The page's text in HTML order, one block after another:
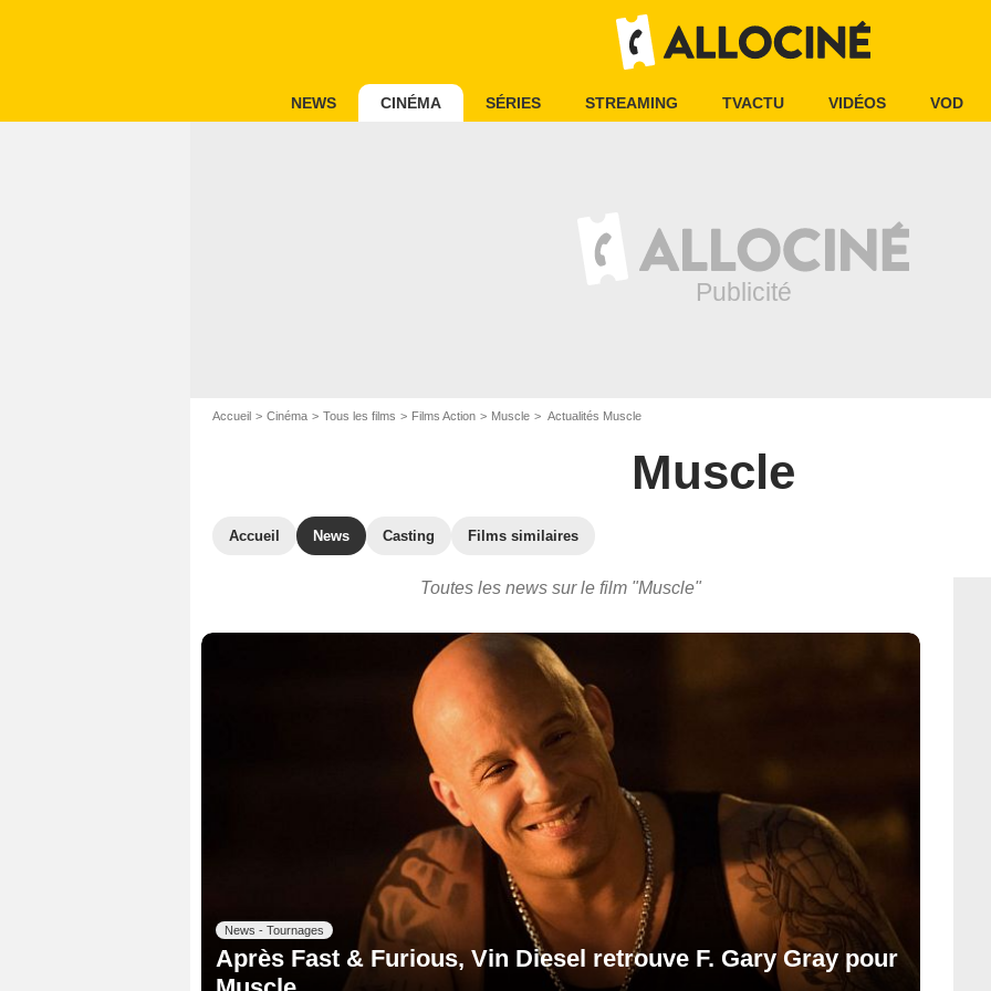
NEWS CINÉMA SÉRIES STREAMING TVACTU VIDÉOS VOD
Accueil Cinéma Tous les films Films Action Muscle Actualités Muscle
Muscle
Accueil News Casting Films similaires
Toutes les news sur le film "Muscle"
News - Tournages
Après Fast & Furious, Vin Diesel retrouve F. Gary Gray pour